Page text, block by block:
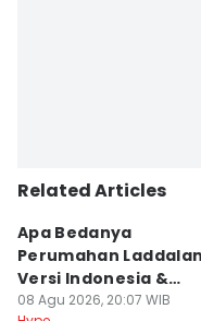
Related Articles
Apa Bedanya
Perumahan
Versi Indonesia &
Thailand?
08 Agu 2026, 20:07 WIB